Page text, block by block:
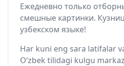
Ежедневно только
смешные картинки.
узбекском языке!
Har kuni eng sara latifalar
O‘zbek tilidagi kulgu